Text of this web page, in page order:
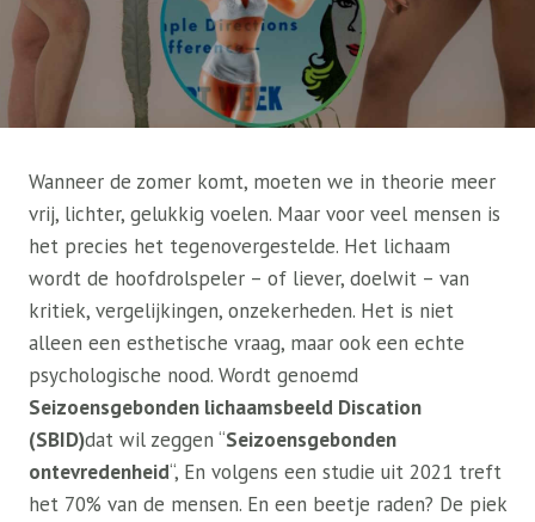
Wanneer de zomer komt, moeten we in theorie meer
vrij, lichter, gelukkig voelen. Maar voor veel mensen is
het precies het tegenovergestelde. Het lichaam
wordt de hoofdrolspeler – of liever, doelwit – van
kritiek, vergelijkingen, onzekerheden. Het is niet
alleen een esthetische vraag, maar ook een echte
psychologische nood. Wordt genoemd
Seizoensgebonden lichaamsbeeld Discation
(SBID)dat wil zeggen “Seizoensgebonden
ontevredenheid“, En volgens een studie uit 2021 treft
het 70% van de mensen. En een beetje raden? De piek